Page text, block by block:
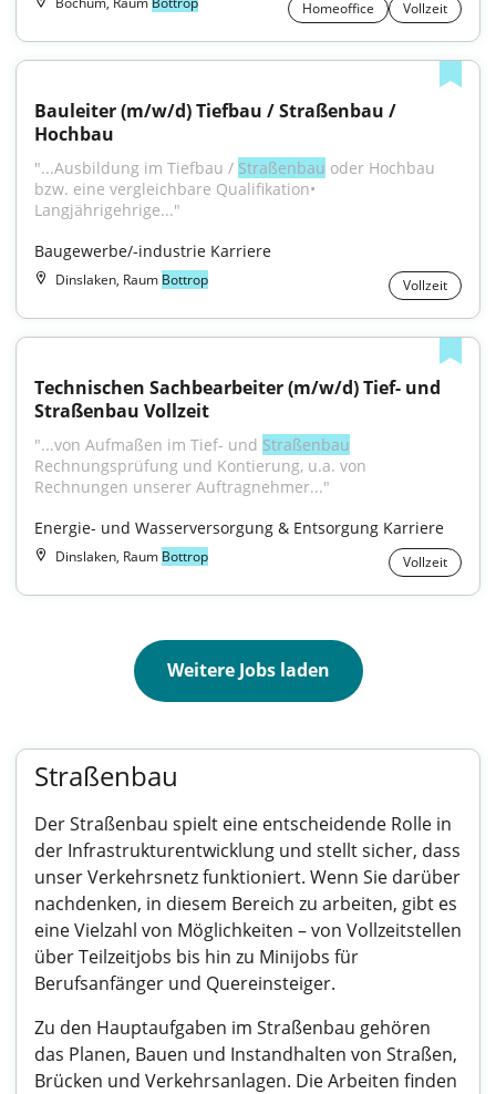
Homeoffice Vollzeit
Bauleiter (m/w/d) Tiefbau / Straßenbau /
Hochbau
"...Ausbildung im Tiefbau / Straßenbau oder Hochbau
bzw. eine vergleichbare Qualifikation•
Langjährigehrige..."
Baugewerbe/-industrie Karriere
Dinslaken, Raum Bottrop Vollzeit
Technischen Sachbearbeiter (m/w/d) Tief- und
Straßenbau Vollzeit
"...von Aufmaßen im Tief- und Straßenbau
Rechnungsprüfung und Kontierung, u.a. von
Rechnungen unserer Auftragnehmer..."
Energie- und Wasserversorgung & Entsorgung Karriere
Dinslaken, Raum Bottrop Vollzeit
Weitere Jobs laden
Straßenbau
Der Straßenbau spielt eine entscheidende Rolle in
der Infrastrukturentwicklung und stellt sicher, dass
unser Verkehrsnetz funktioniert. Wenn Sie darüber
nachdenken, in diesem Bereich zu arbeiten, gibt es
eine Vielzahl von Möglichkeiten – von Vollzeitstellen
über Teilzeitjobs bis hin zu Minijobs für
Berufsanfänger und Quereinsteiger.
Zu den Hauptaufgaben im Straßenbau gehören
das Planen, Bauen und Instandhalten von Straßen,
Brücken und Verkehrsanlagen. Die Arbeiten finden